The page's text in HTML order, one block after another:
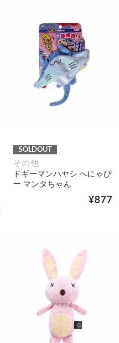
SOLDOUT
その他
ドギーマンハヤシ へにゃぴ
ー マンタちゃん
¥877